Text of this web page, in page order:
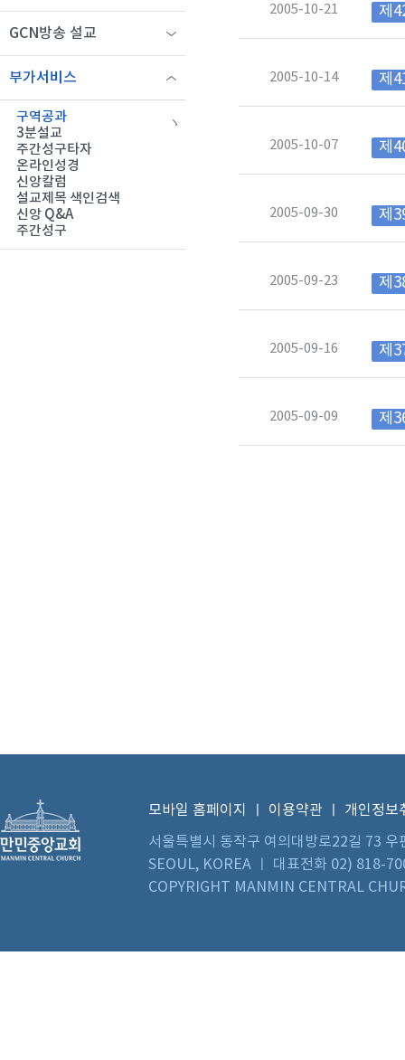
2005-10-21 제
2005-10-14 제
2005-10-07 제
2005-09-30 제
2005-09-23 제
2005-09-16 제
2005-09-09 제
GCN방송 설교
부가서비스
구역공과
3분설교
주간성구타자
온라인성경
신앙칼럼
설교제목 색인검색
신앙 Q&A
주간성구
모바일 홈페이지 이용약관
개인정보
서울특별시 동작구 여의대방로22길 73
SEOUL, KOREA ㅣ 대표전화 02) 818-
COPYRIGHT MANMIN CENTRAL